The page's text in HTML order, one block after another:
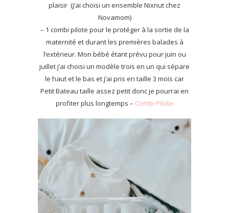
plaisir (j’ai choisi un ensemble Nixnut chez
Novamom)
– 1 combi pilote pour le protéger à la sortie de la
maternité et durant les premières balades à
l’extérieur. Mon bébé étant prévu pour juin ou
juillet j’ai choisi un modèle trois en un qui sépare
le haut et le bas et j’ai pris en taille 3 mois car
Petit Bateau taille assez petit donc je pourrai en
profiter plus longtemps – Combi Pilote